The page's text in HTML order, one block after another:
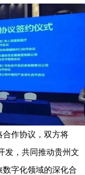
合作协议，双方将
发，共同推动贵州文
字化领域的深化合